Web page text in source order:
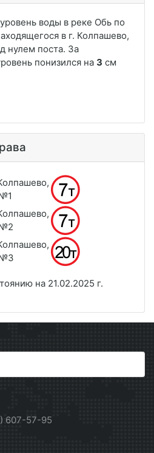
на 21.02.2025 г.
607-57-95